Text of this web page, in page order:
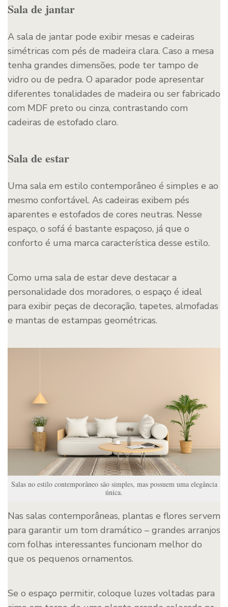
Sala de jantar
A sala de jantar pode exibir mesas e cadeiras
simétricas com pés de madeira clara. Caso a mesa
tenha grandes dimensões, pode ter tampo de
vidro ou de pedra. O aparador pode apresentar
diferentes tonalidades de madeira ou ser fabricado
com MDF preto ou cinza, contrastando com
cadeiras de estofado claro.
Sala de estar
Uma sala em estilo contemporâneo é simples e ao
mesmo confortável. As cadeiras exibem pés
aparentes e estofados de cores neutras. Nesse
espaço, o sofá é bastante espaçoso, já que o
conforto é uma marca característica desse estilo.
Como uma sala de estar deve destacar a
personalidade dos moradores, o espaço é ideal
para exibir peças de decoração, tapetes, almofadas
e mantas de estampas geométricas.
Salas no estilo contemporâneo são simples, mas possuem uma elegância
única.
Nas salas contemporâneas, plantas e flores servem
para garantir um tom dramático – grandes arranjos
com folhas interessantes funcionam melhor do
que os pequenos ornamentos.
Se o espaço permitir, coloque luzes voltadas para